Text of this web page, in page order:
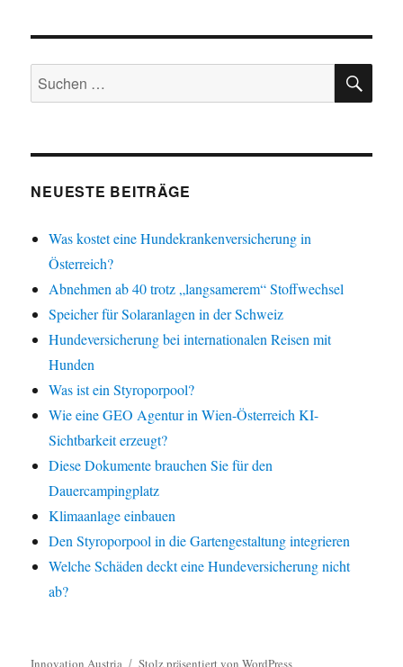
Suchen
nach:
NEUESTE BEITRÄGE
Was kostet eine Hundekrankenversicherung in
Österreich?
Abnehmen ab 40 trotz „langsamerem“ Stoffwechsel
Speicher für Solaranlagen in der Schweiz
Hundeversicherung bei internationalen Reisen mit
Hunden
Was ist ein Styroporpool?
Wie eine GEO Agentur in Wien-Österreich KI-
Sichtbarkeit erzeugt?
Diese Dokumente brauchen Sie für den
Dauercampingplatz
Klimaanlage einbauen
Den Styroporpool in die Gartengestaltung integrieren
Welche Schäden deckt eine Hundeversicherung nicht
ab?
Innovation Austria Stolz präsentiert von WordPress